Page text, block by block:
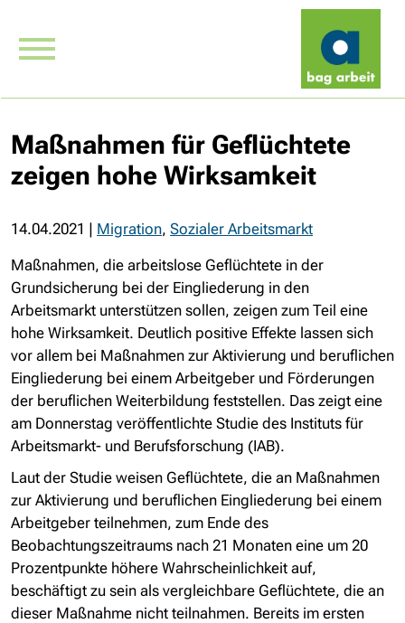
Maßnahmen für Geflüchtete
zeigen hohe Wirksamkeit
14.04.2021 | Migration, Sozialer Arbeitsmarkt
Maßnahmen, die arbeitslose Geflüchtete in der
Grundsicherung bei der Eingliederung in den
Arbeitsmarkt unterstützen sollen, zeigen zum Teil eine
hohe Wirksamkeit. Deutlich positive Effekte lassen sich
vor allem bei Maßnahmen zur Aktivierung und beruflichen
Eingliederung bei einem Arbeitgeber und Förderungen
der beruflichen Weiterbildung feststellen. Das zeigt eine
am Donnerstag veröffentlichte Studie des Instituts für
Arbeitsmarkt- und Berufsforschung (IAB).
Laut der Studie weisen Geflüchtete, die an Maßnahmen
zur Aktivierung und beruflichen Eingliederung bei einem
Arbeitgeber teilnehmen, zum Ende des
Beobachtungszeitraums nach 21 Monaten eine um 20
Prozentpunkte höhere Wahrscheinlichkeit auf,
beschäftigt zu sein als vergleichbare Geflüchtete, die an
dieser Maßnahme nicht teilnahmen. Bereits im ersten